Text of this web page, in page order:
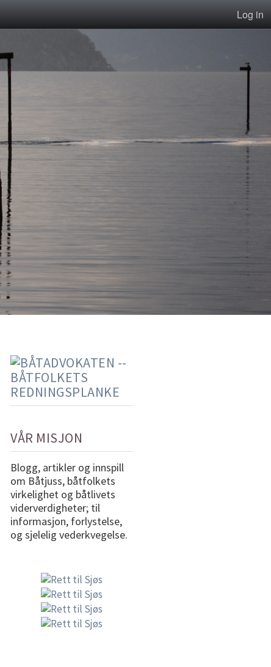
Log in
VÅR MISJON
Blogg, artikler og innspill
om Båtjuss, båtfolkets
virkelighet og båtlivets
viderverdigheter; til
informasjon, forlystelse,
og sjelelig vederkvegelse.